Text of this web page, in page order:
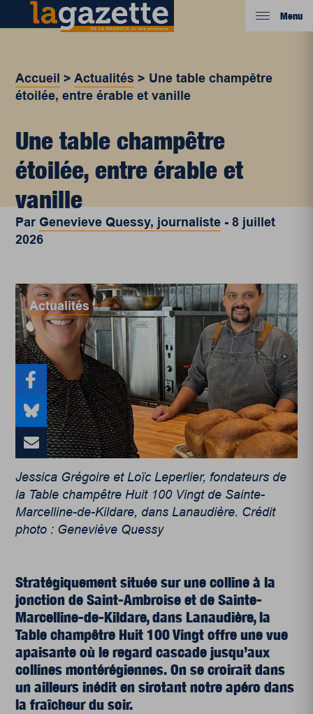
Menu
Accueil >Actualités > Une table champêtre
étoilée, entre érable et vanille
Une table champêtre
étoilée, entre érable et
vanille
Par Genevieve Quessy, journaliste -8 juillet
2026
Actualités
Jessica Grégoire et Loïc Leperlier, fondateurs de
la Table champêtre Huit 100 Vingt de Sainte-
Marcelline-de-Kildare, dans Lanaudière. Crédit
photo : Geneviève Quessy
Stratégiquement située sur une colline à la
jonction de Saint-Ambroise et de Sainte-
Marcelline-de-Kildare, dans Lanaudière, la
Table champêtre Huit 100 Vingt offre une vue
apaisante où le regard cascade jusqu’aux
collines montérégiennes. On se croirait dans
un ailleurs inédit en sirotant notre apéro dans
la fraîcheur du soir.